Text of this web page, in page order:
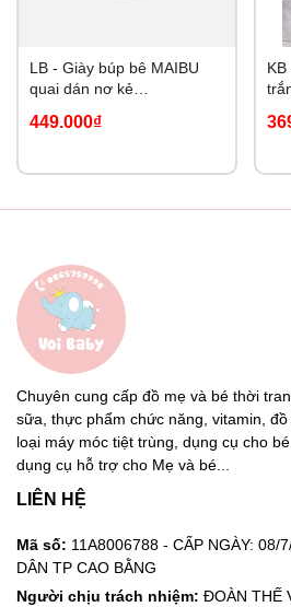
LB - Giày búp bê MAIBU
quai dán nơ kẻ
449.000₫
Chuyên cung cấp đồ mẹ và bé thời
sữa, thực phẩm chức năng, vitamin,
loại máy móc tiệt trùng, dụng cụ cho
dụng cụ hỗ trợ cho Mẹ và bé...
LIÊN HỆ
Mã số: 11A8006788 - CẤP NGÀY: 08/
DÂN TP CAO BẰNG
Người chịu trách nhiệm: ĐOÀN THẾ